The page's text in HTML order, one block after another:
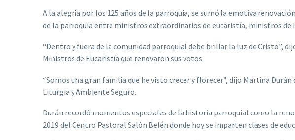
A la alegría por los 125 años de la parroquia, se sumó la emotiva
de la parroquia entre ministros extraordinarios de eucaristía, ministros
“Dentro y fuera de la comunidad parroquial debe brillar la luz de Cristo”,
Ministros de Eucaristía que renovaron sus votos.
“Somos una gran familia que he visto crecer y florecer”, dijo Martina
Liturgia y Ambiente Seguro.
Durán recordó momentos especiales de la historia parroquial como la
2019 del Centro Pastoral Salón Belén donde hoy se imparten clases de